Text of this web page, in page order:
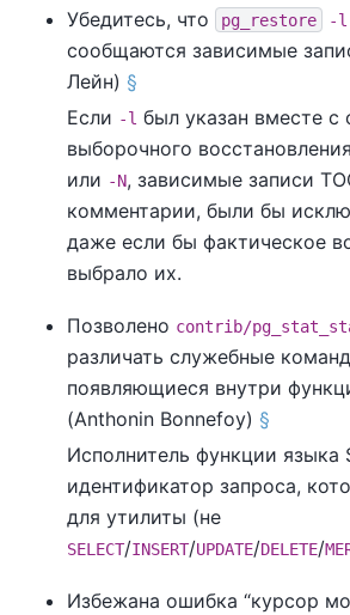
Убедитесь, что
pg_restore -l
сообщаются зависимые
Лейн) §
Если -l был указан вместе с
выборочного
или -N, зависимые записи
комментарии, были бы
даже если бы фактическое
выбрало их.
Позволено contrib/
различать служебные
появляющиеся внутри
(Anthonin Bonnefoy) §
Исполнитель функции языка
идентификатор запроса,
для утилиты (не
SELECT/INSERT/UPDATE/DELETE/
Избежана ошибка “курсор